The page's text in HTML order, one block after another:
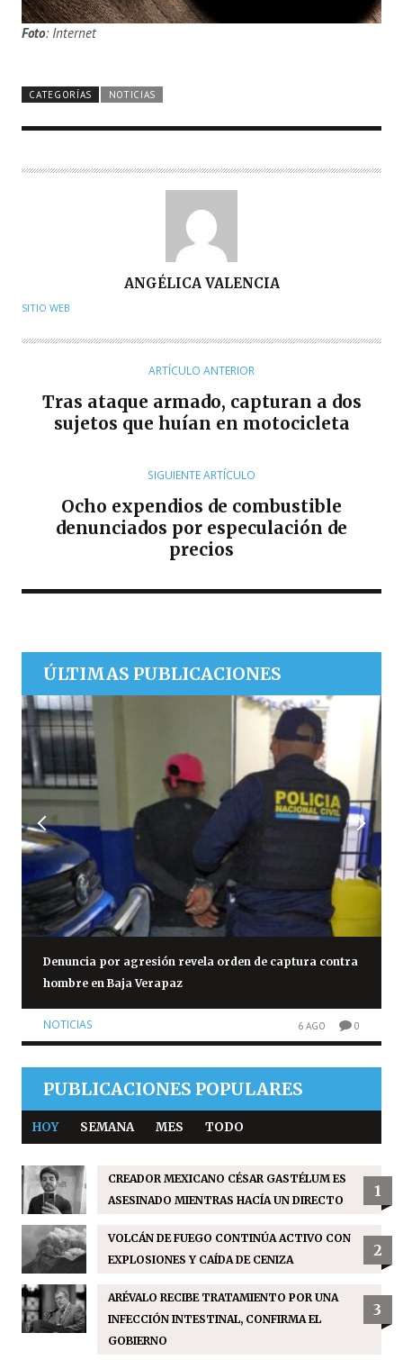
Foto: Internet
CATEGORÍAS NOTICIAS
U
O
ANGÉLICA VALENCIA
SITIO WEB
ARTÍCULO ANTERIOR
Tras ataque armado, capturan a dos
sujetos que huían en motocicleta
SIGUIENTE ARTÍCULO
Ocho expendios de combustible
denunciados por especulación de
precios
ÚLTIMAS PUBLICACIONES
Denuncia por agresión revela orden de captura contra
hombre en Baja Verapaz
NOTICIAS 6 AGO 0
PUBLICACIONES POPULARES
HOY SEMANA MES TODO
CREADOR MEXICANO CÉSAR GASTÉLUM ES
ASESINADO MIENTRAS HACÍA UN DIRECTO
1
VOLCÁN DE FUEGO CONTINÚA ACTIVO CON
EXPLOSIONES Y CAÍDA DE CENIZA
2
ARÉVALO RECIBE TRATAMIENTO POR UNA
INFECCIÓN INTESTINAL, CONFIRMA EL
GOBIERNO
3